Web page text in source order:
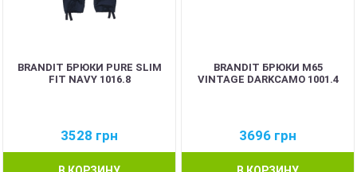
BRANDIT БРЮКИ PURE SLIM
FIT NAVY 1016.8
3528 грн
BRANDIT БРЮКИ M65
VINTAGE DARKCAMO 1001.4
3696 грн